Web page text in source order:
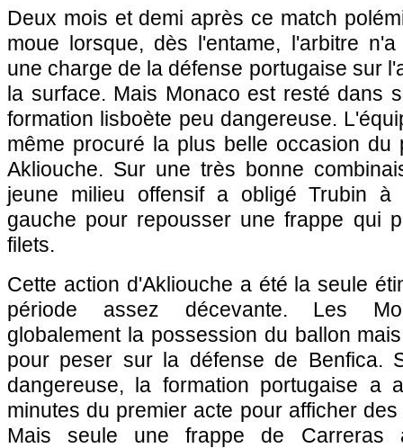
Deux mois et demi après ce match
moue lorsque, dès l'entame, l'arbitre
une charge de la défense portugaise sur
la surface. Mais Monaco est resté dans
formation lisboète peu dangereuse.
même procuré la plus belle occasion du
Akliouche. Sur une très bonne
jeune milieu offensif a obligé Trubin
gauche pour repousser une frappe qui
filets.
Cette action d'Akliouche a été la seule
période assez décevante. Les
globalement la possession du ballon
pour peser sur la défense de Benfica.
dangereuse, la formation portugaise a
minutes du premier acte pour afficher
Mais seule une frappe de Carreras